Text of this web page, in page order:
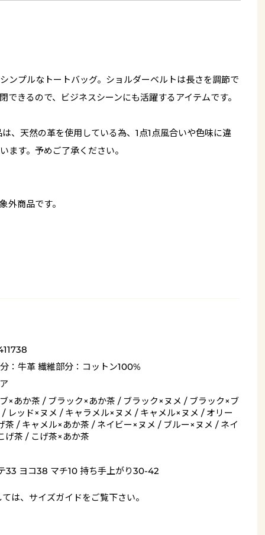
ンプルなトートバッグ。ショルダーベルトは長さを調節で
できるので、ビジネスシーンにも活躍するアイテムです。
、天然の革を使用している為、1点1点風合いや色味に違
ます。予めご了承ください。
外商品です。
：牛革 繊維部分：コットン100%
×あか茶 / ブラック×あか茶 / ブラック×ヌメ / ブラック×ブ
/ レッド×ヌメ / キャラメル×ヌメ / キャメル×ヌメ / オリー
茶 / キャメル×あか茶 / ネイビー×ヌメ / ブルー×ヌメ / ネイ
げ茶 / こげ茶×あか茶
33 ヨコ38 マチ10 持ち手上がり30-42
は、 サイズガイドをご覧下さい。